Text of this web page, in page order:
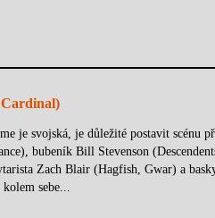
je svojská, je důležité postavit scénu
bubeník Bill Stevenson
Zach Blair (Hagfish, Gwar) a
sebe...